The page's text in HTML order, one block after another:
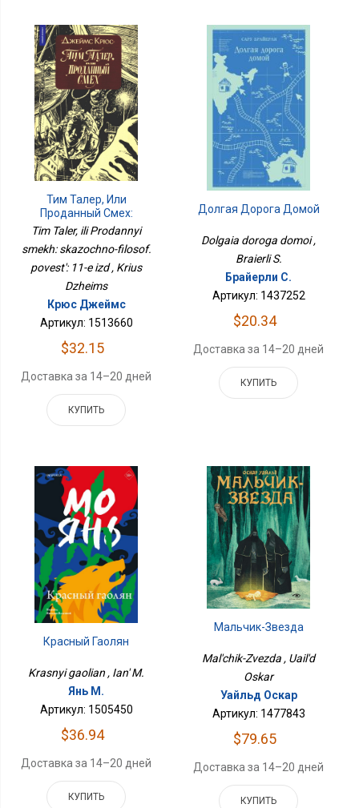
Тим Талер, Или
Проданный Смех:
Сказочно-Философ.
Повесть: 11-Е Изд
Tim Taler, ili Prodannyi
smekh: skazochno-filosof.
povest': 11-e izd , Krius
Dzheims
Крюс Джеймс
Артикул: 1513660
$32.15
Доставка за 14–20 дней
КУПИТЬ
Долгая Дорога Домой
Dolgaia doroga domoi ,
Braierli S.
Брайерли С.
Артикул: 1437252
$20.34
Доставка за 14–20 дней
КУПИТЬ
Красный Гаолян
Krasnyi gaolian , Ian' M.
Янь М.
Артикул: 1505450
$36.94
Доставка за 14–20 дней
КУПИТЬ
Мальчик-Звезда
Mal'chik-Zvezda , Uail'd
Oskar
Уайльд Оскар
Артикул: 1477843
$79.65
Доставка за 14–20 дней
КУПИТЬ